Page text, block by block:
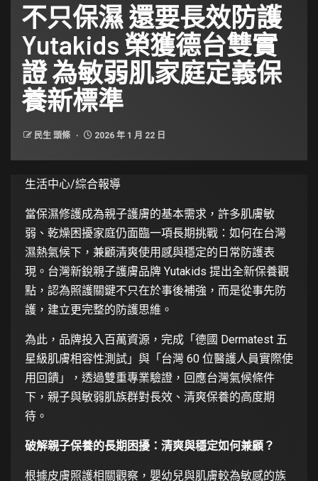
不只保濕 還要長效防護
Yutakids 榮獲德台雙實
證 為敏弱肌家庭定義保
養新標準
民生 頭條 2026 年 1 月 22 日
生活中心/綜合報導
當保濕修護成為親子護膚的基本需求，許多肌膚敏
弱、乾燥困擾家庭仍面臨一項長期挑戰：如何在台灣
濕熱氣候下，兼顧清爽使用感與穩定的日常防護表
現。台灣新銳親子護膚品牌 Yutakids 提出全新保養觀
點，認為照護關鍵不只在於事後補強，而是從事先防
護，建立更完整的防護思維。
為此，品牌投入百萬資源，完成「德國 Dermatest 五
星級肌膚相容性測試」與「台灣 60 位醫護人員實際使
用回饋」，透過雙重專業驗證，回應台灣氣候條件
下，親子與敏弱肌族群對長效、清爽保養的高度期
待。
破解親子保養的長期困擾：清爽與穩定如何兼顧？
根據皮膚照護相關觀察，嬰幼兒與肌膚較為敏感的族